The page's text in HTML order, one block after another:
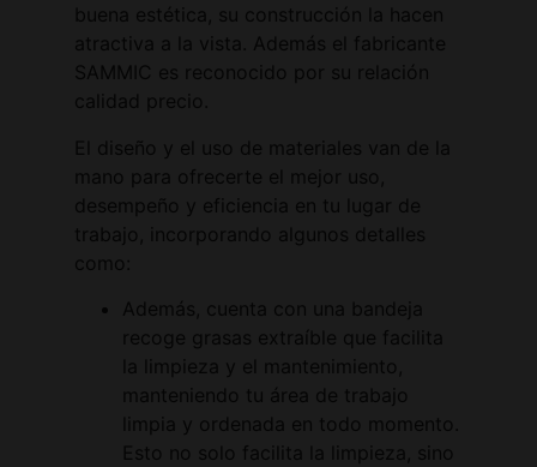
buena estética, su construcción la hacen
atractiva a la vista. Además el fabricante
SAMMIC es reconocido por su relación
calidad precio.
El diseño y el uso de materiales van de la
mano para ofrecerte el mejor uso,
desempeño y eficiencia en tu lugar de
trabajo, incorporando algunos detalles
como:
Además, cuenta con una bandeja
recoge grasas extraíble que facilita
la limpieza y el mantenimiento,
manteniendo tu área de trabajo
limpia y ordenada en todo momento.
Esto no solo facilita la limpieza, sino